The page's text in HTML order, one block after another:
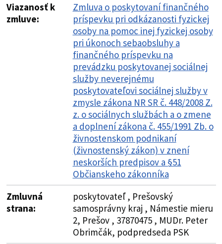
Viazanosť k
zmluve:
Zmluva o poskytovaní finančného
príspevku pri odkázanosti fyzickej
osoby na pomoc inej fyzickej osoby
pri úkonoch sebaobsluhy a
finančného príspevku na
prevádzku poskytovanej sociálnej
služby neverejnému
poskytovateľovi sociálnej služby v
zmysle zákona NR SR č. 448/2008 Z.
z. o sociálnych službách a o zmene
a doplnení zákona č. 455/1991 Zb. o
živnostenskom podnikaní
(živnostenský zákon) v znení
neskorších predpisov a §51
Občianskeho zákonníka
Zmluvná
strana:
poskytovateľ , Prešovský
samosprávny kraj , Námestie mieru
2, Prešov , 37870475 , MUDr. Peter
Obrimčák, podpredseda PSK